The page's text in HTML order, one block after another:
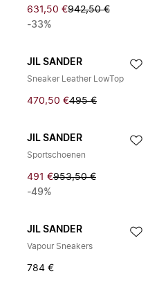
631,50 €942,50 €
-33%
JIL SANDER
Sneaker Leather LowTop
470,50 €495 €
JIL SANDER
Sportschoenen
491 €953,50 €
-49%
JIL SANDER
Vapour Sneakers
784 €